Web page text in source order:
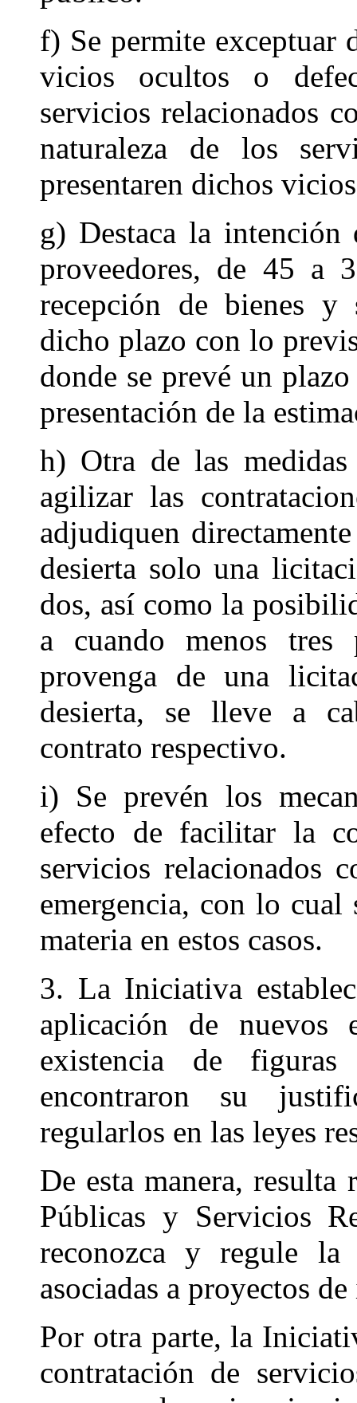
f) Se permite exceptuar
vicios ocultos o
servicios relacionados
naturaleza de los
presentaren dichos
g) Destaca la
proveedores, de 45 a
recepción de bienes y
dicho plazo con lo
donde se prevé un
presentación de la
h) Otra de las
agilizar las
adjudiquen
desierta solo una
dos, así como la
a cuando menos tres
provenga de una
desierta, se lleve a
contrato respectivo.
i) Se prevén los
efecto de facilitar la
servicios relacionados
emergencia, con lo
materia en estos casos.
3. La Iniciativa
aplicación de nuevos
existencia de
encontraron su
regularlos en las leyes
De esta manera,
Públicas y Servicios
reconozca y regule la
asociadas a proyectos
Por otra parte, la
contratación de